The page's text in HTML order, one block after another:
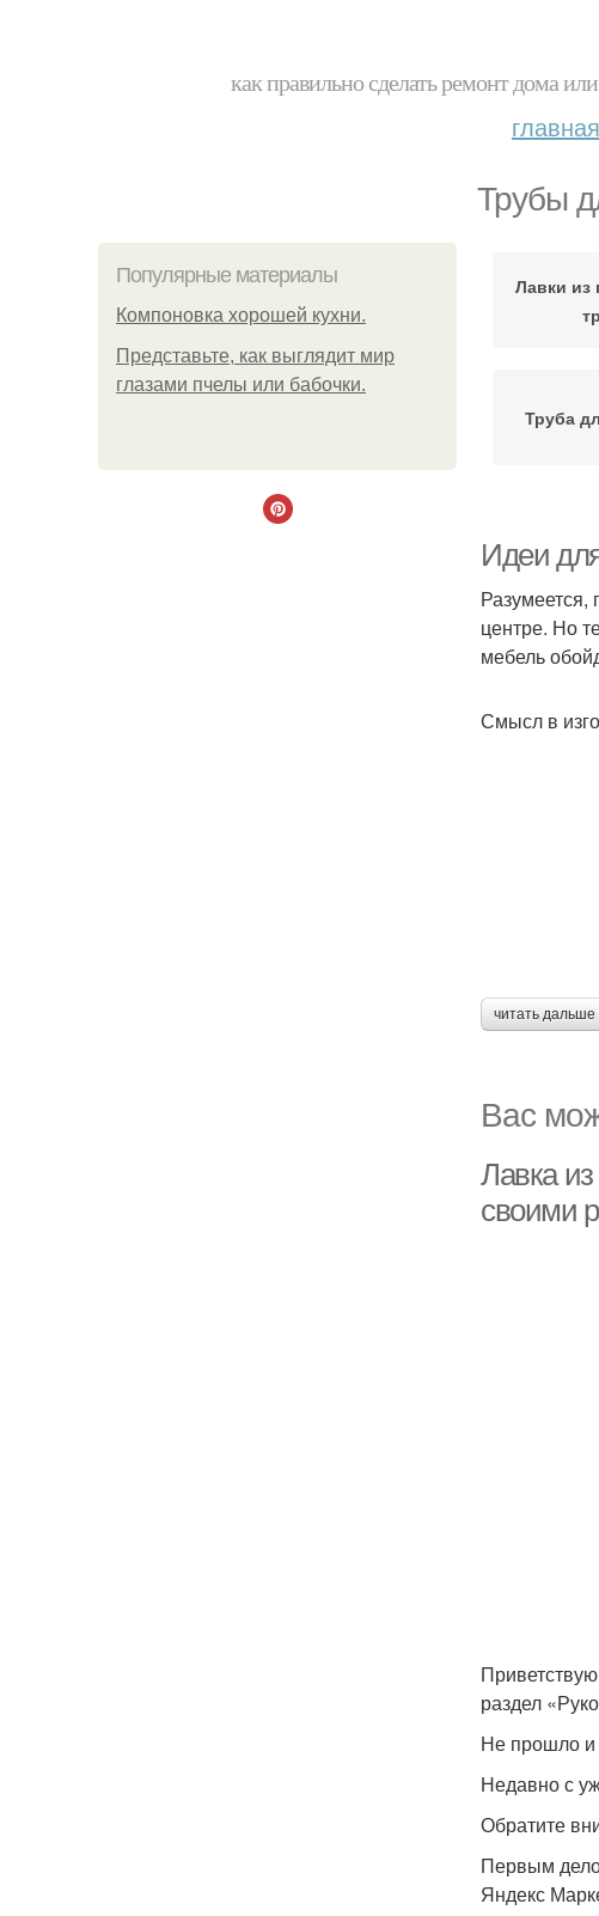
как правильно сделать ремонт дома
главная
Трубы
Популярные материалы
Компоновка хорошей кухни.
Представьте, как выглядит мир
глазами пчелы или бабочки.
Лавки
Труба
Идеи
центре. Но
мебель
Смысл в
читать
Вас
Лавка
своими
раздел
Не прошло и
Недавно с
Обратите
Первым
Яндекс